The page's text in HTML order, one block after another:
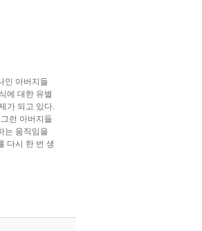
인 아버지들
에 대한 유별
가 되고 있다.
런 아버지들
는 움직임을
다시 한 번 생